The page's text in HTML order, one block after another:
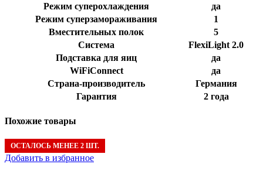
Режим суперохлаждения
да
Режим суперзамораживания
1
Вместительных полок
5
Система
FlexiLight 2.0
Подставка для яиц
да
WiFiConnect
да
Страна-производитель
Германия
Гарантия
2 года
Похожие товары
ОСТАЛОСЬ МЕНЕЕ 2 ШТ.
Добавить в избранное